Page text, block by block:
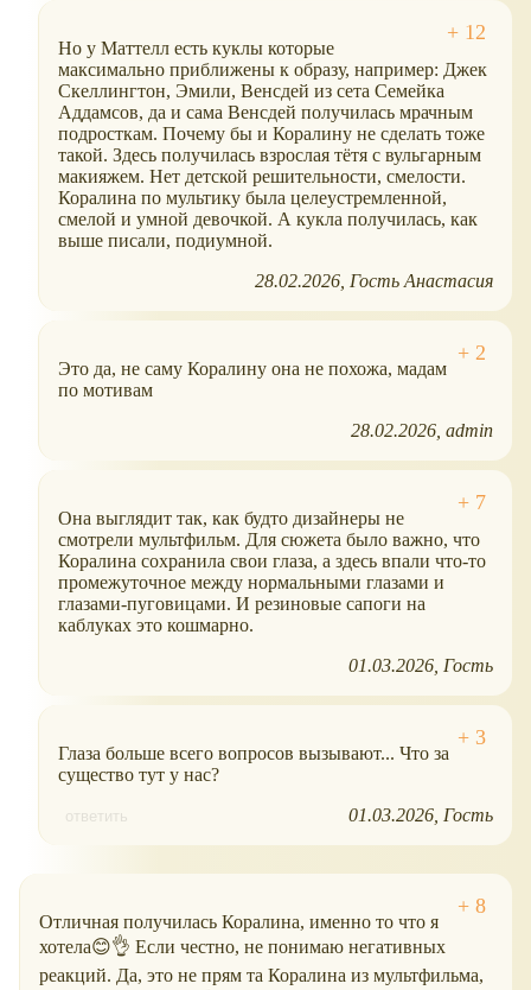
Но у Маттелл есть куклы которые
максимально приближены к образу, например: Джек
Скеллингтон, Эмили, Венсдей из сета Семейка
Аддамсов, да и сама Венсдей получилась мрачным
подросткам. Почему бы и Коралину не сделать тоже
такой. Здесь получилась взрослая тётя с вульгарным
макияжем. Нет детской решительности, смелости.
Коралина по мультику была целеустремленной,
смелой и умной девочкой. А кукла получилась, как
выше писали, подиумной.
28.02.2026 Гость Анастасия
Это да, не саму Коралину она не похожа, мадам
по мотивам
28.02.2026 admin
Она выглядит так, как будто дизайнеры не
смотрели мультфильм. Для сюжета было важно, что
Коралина сохранила свои глаза, а здесь впали что-то
промежуточное между нормальными глазами и
глазами-пуговицами. И резиновые сапоги на
каблуках это кошмарно.
01.03.2026 Гость
Глаза больше всего вопросов вызывают... Что за
существо тут у нас?
ответить 01.03.2026 Гость
Отличная получилась Коралина, именно то что я
хотела😊👌 Если честно, не понимаю негативных
реакций. Да, это не прям та Коралина из мультфильма,